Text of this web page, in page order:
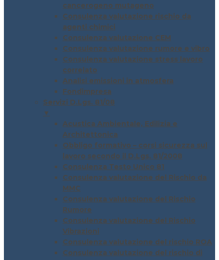
cancerogeno mutageno
Consulenza valutazione rischio da
agenti chimici
Consulenza valutazione CEM
Consulenza valutazione rumore e vibro
Consulenza valutazione stress lavoro
correlato
Analisi emissioni in atmosfera
Fondimpresa
Servizi D.Lgs. 81/08
▼
Acustica Ambientale, Edilizia e
Architettonica
Obbligo formativo – corsi sicurezza sul
lavoro secondo il D.Lgs. 81/2008
Consulenza Testo Unico 81
Consulenza valutazione del Rischio da
MMC
Consulenza valutazione del Rischio
Rumore
Consulenza valutazione del Rischio
Vibrazioni
Consulenza valutazione del rischio ROA
Consulenza valutazione del rischio di